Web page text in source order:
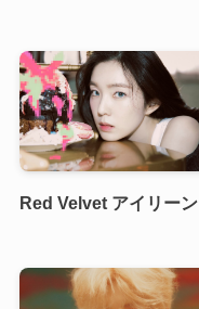
Red Velvet アイリーン